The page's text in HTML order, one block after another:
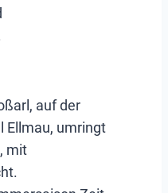
auf der
Ellmau, umringt
mit